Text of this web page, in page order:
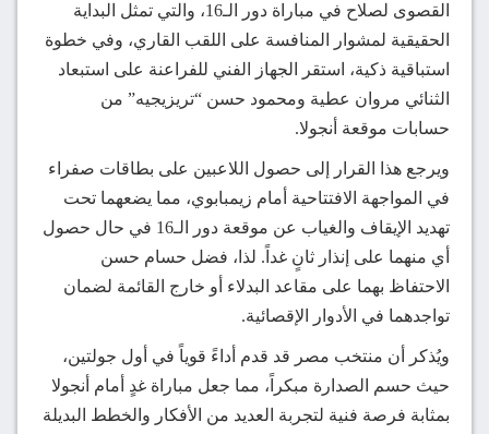
القصوى لصلاح في مباراة دور الـ16، والتي تمثل البداية
الحقيقية لمشوار المنافسة على اللقب القاري، وفي خطوة
استباقية ذكية، استقر الجهاز الفني للفراعنة على استبعاد
الثنائي مروان عطية ومحمود حسن “تريزيجيه” من
حسابات موقعة أنجولا.
ويرجع هذا القرار إلى حصول اللاعبين على بطاقات صفراء
في المواجهة الافتتاحية أمام زيمبابوي، مما يضعهما تحت
تهديد الإيقاف والغياب عن موقعة دور الـ16 في حال حصول
أي منهما على إنذار ثانٍ غداً. لذا، فضل حسام حسن
الاحتفاظ بهما على مقاعد البدلاء أو خارج القائمة لضمان
تواجدهما في الأدوار الإقصائية.
ويُذكر أن منتخب مصر قد قدم أداءً قوياً في أول جولتين،
حيث حسم الصدارة مبكراً، مما جعل مباراة غدٍ أمام أنجولا
بمثابة فرصة فنية لتجربة العديد من الأفكار والخطط البديلة